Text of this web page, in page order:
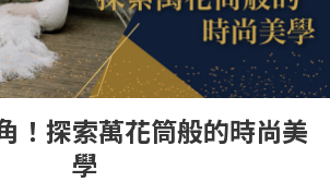
！探索萬花筒般的時尚美
學